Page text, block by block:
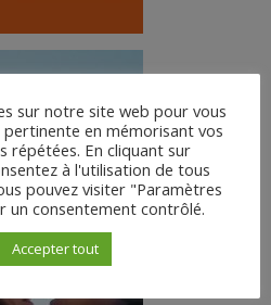
sur notre site web pour vous
en mémorisant vos
répétées. En cliquant sur
à l'utilisation de tous
pouvez visiter "Paramètres
un consentement contrôlé.
Accepter tout